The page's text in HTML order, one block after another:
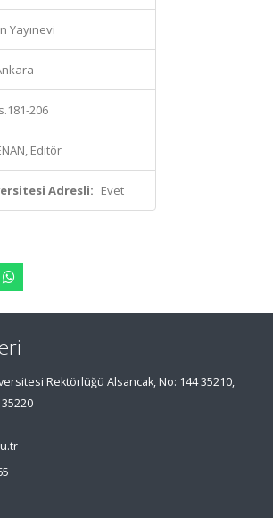
Yayınevi
206
Editör
Adresli: Evet
Rektörlüğü Alsancak, No: 144 35210,